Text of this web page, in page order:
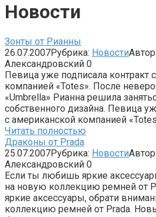
Новости
Зонты от Рианны
26.07.2007Рубрика: НовостиАвтор:
Александровский 0
Певица уже подписала контракт
компанией «Totes». После
«Umbrella» Рианна решила
собственного дизайна. Певица
с американской компанией
Читать полностью
Драконы от Prada
25.07.2007Рубрика: НовостиАвтор:
Александровский 0
Если ты любишь яркие
на новую коллекцию ремней от
яркие аксессуары, обрати
коллекцию ремней от Prada.